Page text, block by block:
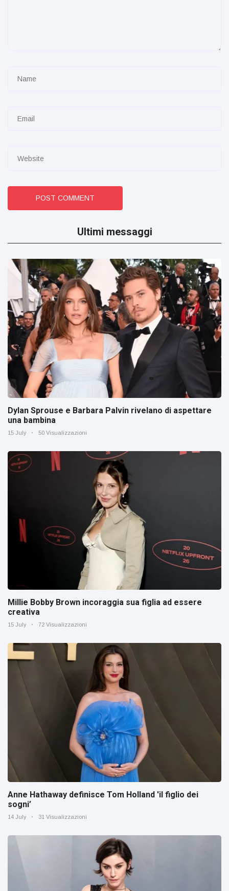
POST COMMENT
Ultimi messaggi
Dylan Sprouse e Barbara Palvin rivelano di aspettare
una bambina
15 July 50 Visualizzazioni
Millie Bobby Brown incoraggia sua figlia ad essere
creativa
15 July 72 Visualizzazioni
Anne Hathaway definisce Tom Holland 'il figlio dei
sogni’
14 July 31 Visualizzazioni